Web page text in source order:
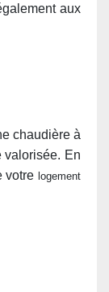
aux
chaudière à
valorisée. En
votre logement